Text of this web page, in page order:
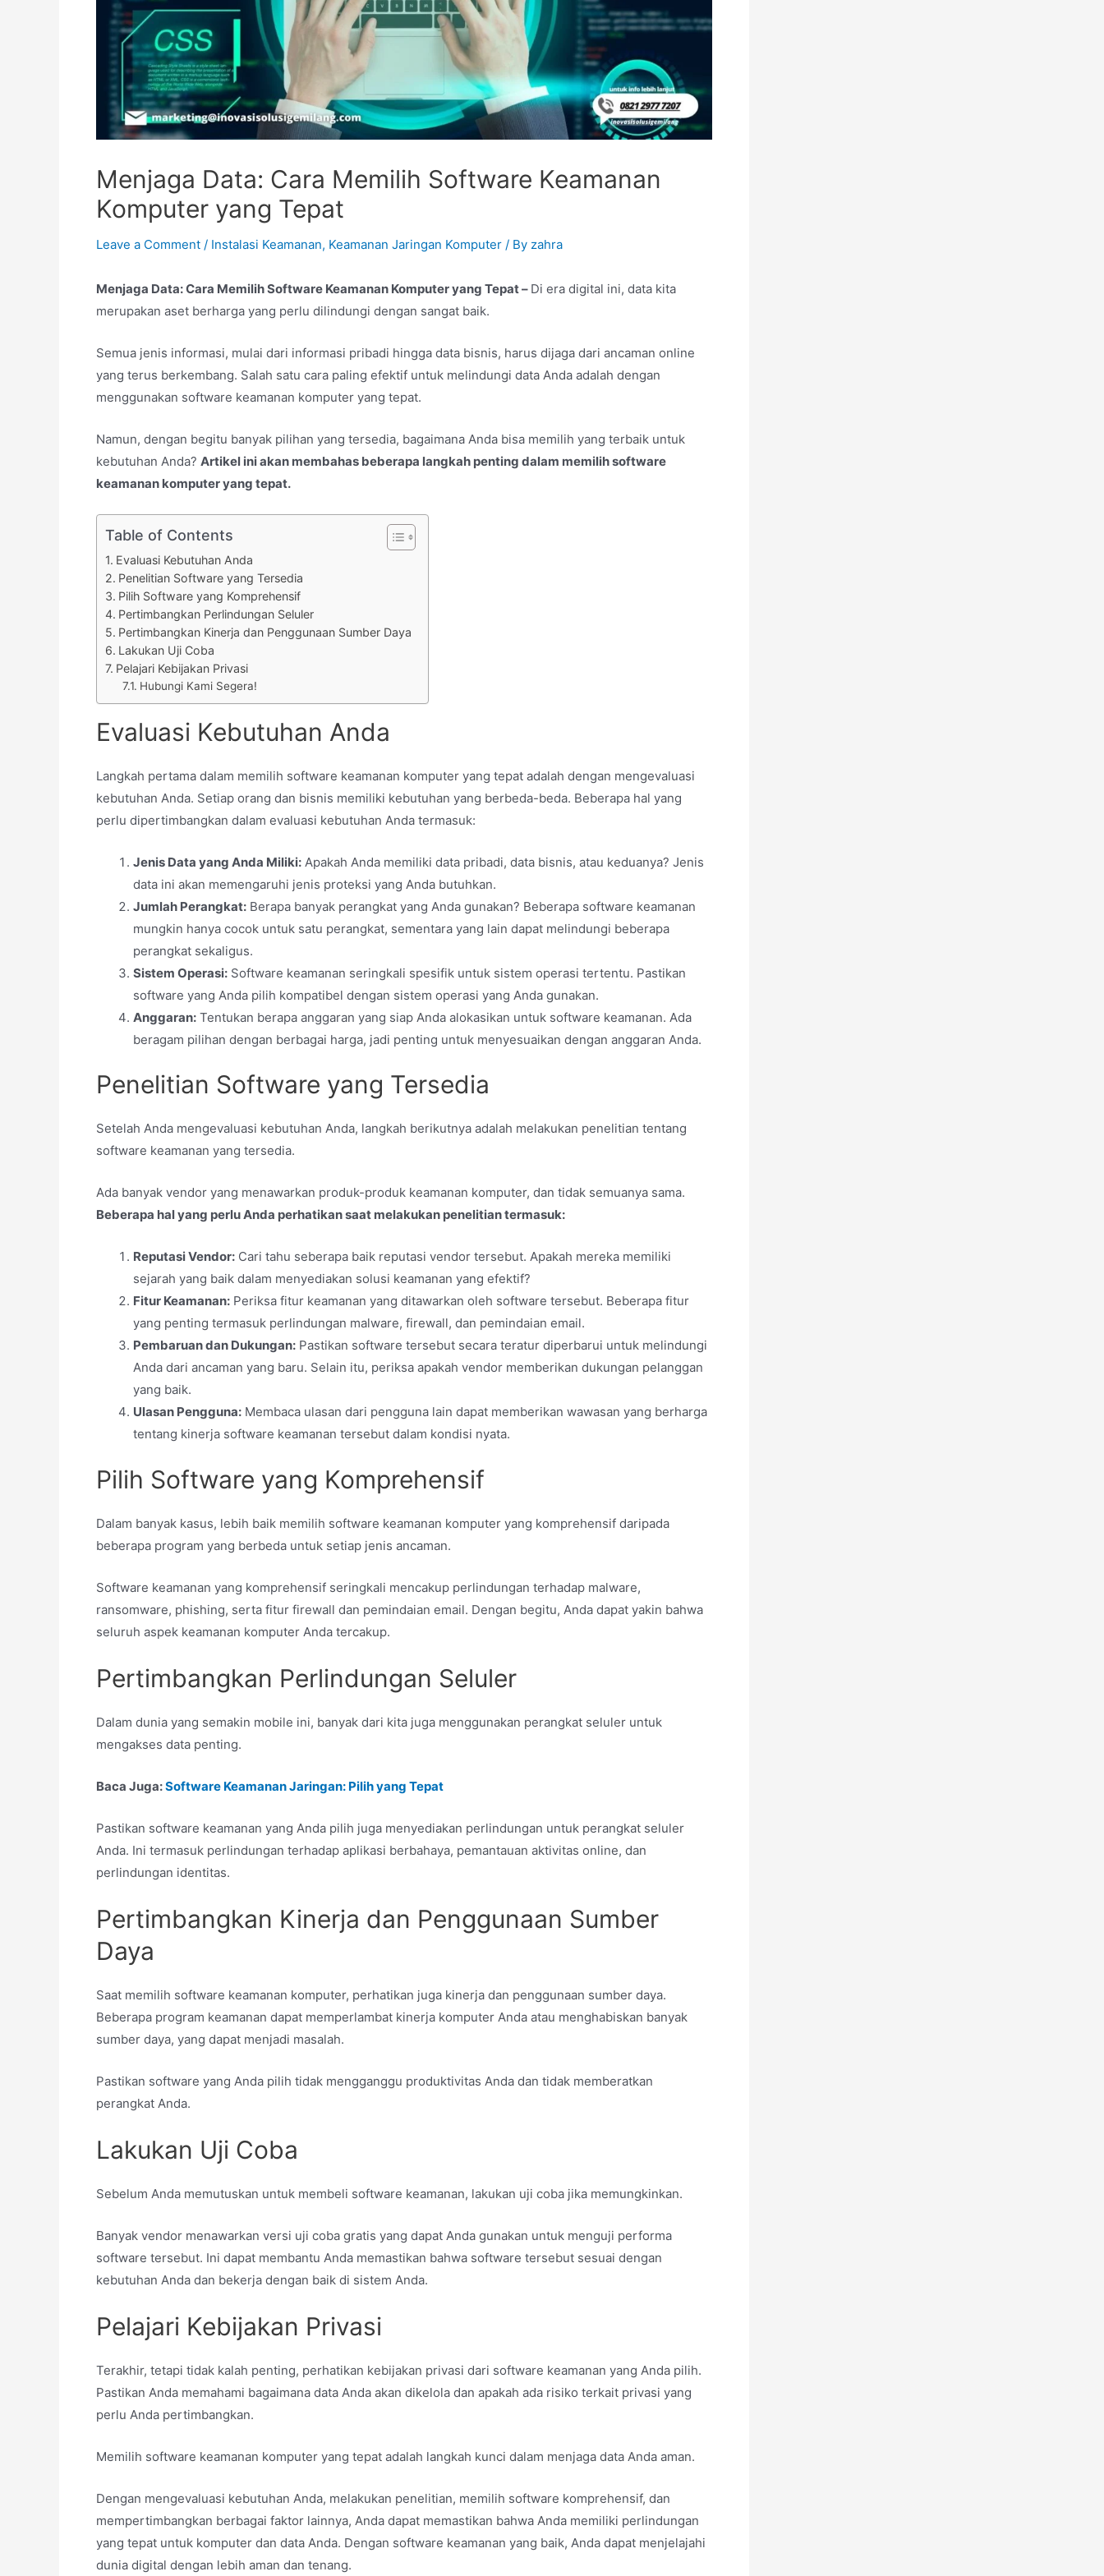
Menjaga Data: Cara Memilih Software Keamanan
Komputer yang Tepat
Leave a Comment / Instalasi Keamanan, Keamanan Jaringan Komputer / By zahra
Menjaga Data: Cara Memilih Software Keamanan Komputer yang Tepat – Di era digital ini, data kita
merupakan aset berharga yang perlu dilindungi dengan sangat baik.
Semua jenis informasi, mulai dari informasi pribadi hingga data bisnis, harus dijaga dari ancaman online
yang terus berkembang. Salah satu cara paling efektif untuk melindungi data Anda adalah dengan
menggunakan software keamanan komputer yang tepat.
Namun, dengan begitu banyak pilihan yang tersedia, bagaimana Anda bisa memilih yang terbaik untuk
kebutuhan Anda? Artikel ini akan membahas beberapa langkah penting dalam memilih software
keamanan komputer yang tepat.
Table of Contents
Evaluasi Kebutuhan Anda
Penelitian Software yang Tersedia
Pilih Software yang Komprehensif
Pertimbangkan Perlindungan Seluler
Pertimbangkan Kinerja dan Penggunaan Sumber Daya
Lakukan Uji Coba
Pelajari Kebijakan Privasi
Hubungi Kami Segera!
Evaluasi Kebutuhan Anda
Langkah pertama dalam memilih software keamanan komputer yang tepat adalah dengan mengevaluasi
kebutuhan Anda. Setiap orang dan bisnis memiliki kebutuhan yang berbeda-beda. Beberapa hal yang
perlu dipertimbangkan dalam evaluasi kebutuhan Anda termasuk:
Jenis Data yang Anda Miliki: Apakah Anda memiliki data pribadi, data bisnis, atau keduanya? Jenis
data ini akan memengaruhi jenis proteksi yang Anda butuhkan.
Jumlah Perangkat: Berapa banyak perangkat yang Anda gunakan? Beberapa software keamanan
mungkin hanya cocok untuk satu perangkat, sementara yang lain dapat melindungi beberapa
perangkat sekaligus.
Sistem Operasi: Software keamanan seringkali spesifik untuk sistem operasi tertentu. Pastikan
software yang Anda pilih kompatibel dengan sistem operasi yang Anda gunakan.
Anggaran: Tentukan berapa anggaran yang siap Anda alokasikan untuk software keamanan. Ada
beragam pilihan dengan berbagai harga, jadi penting untuk menyesuaikan dengan anggaran Anda.
Penelitian Software yang Tersedia
Setelah Anda mengevaluasi kebutuhan Anda, langkah berikutnya adalah melakukan penelitian tentang
software keamanan yang tersedia.
Ada banyak vendor yang menawarkan produk-produk keamanan komputer, dan tidak semuanya sama.
Beberapa hal yang perlu Anda perhatikan saat melakukan penelitian termasuk:
Reputasi Vendor: Cari tahu seberapa baik reputasi vendor tersebut. Apakah mereka memiliki
sejarah yang baik dalam menyediakan solusi keamanan yang efektif?
Fitur Keamanan: Periksa fitur keamanan yang ditawarkan oleh software tersebut. Beberapa fitur
yang penting termasuk perlindungan malware, firewall, dan pemindaian email.
Pembaruan dan Dukungan: Pastikan software tersebut secara teratur diperbarui untuk melindungi
Anda dari ancaman yang baru. Selain itu, periksa apakah vendor memberikan dukungan pelanggan
yang baik.
Ulasan Pengguna: Membaca ulasan dari pengguna lain dapat memberikan wawasan yang berharga
tentang kinerja software keamanan tersebut dalam kondisi nyata.
Pilih Software yang Komprehensif
Dalam banyak kasus, lebih baik memilih software keamanan komputer yang komprehensif daripada
beberapa program yang berbeda untuk setiap jenis ancaman.
Software keamanan yang komprehensif seringkali mencakup perlindungan terhadap malware,
ransomware, phishing, serta fitur firewall dan pemindaian email. Dengan begitu, Anda dapat yakin bahwa
seluruh aspek keamanan komputer Anda tercakup.
Pertimbangkan Perlindungan Seluler
Dalam dunia yang semakin mobile ini, banyak dari kita juga menggunakan perangkat seluler untuk
mengakses data penting.
Baca Juga:Software Keamanan Jaringan: Pilih yang Tepat
Pastikan software keamanan yang Anda pilih juga menyediakan perlindungan untuk perangkat seluler
Anda. Ini termasuk perlindungan terhadap aplikasi berbahaya, pemantauan aktivitas online, dan
perlindungan identitas.
Pertimbangkan Kinerja dan Penggunaan Sumber
Daya
Saat memilih software keamanan komputer, perhatikan juga kinerja dan penggunaan sumber daya.
Beberapa program keamanan dapat memperlambat kinerja komputer Anda atau menghabiskan banyak
sumber daya, yang dapat menjadi masalah.
Pastikan software yang Anda pilih tidak mengganggu produktivitas Anda dan tidak memberatkan
perangkat Anda.
Lakukan Uji Coba
Sebelum Anda memutuskan untuk membeli software keamanan, lakukan uji coba jika memungkinkan.
Banyak vendor menawarkan versi uji coba gratis yang dapat Anda gunakan untuk menguji performa
software tersebut. Ini dapat membantu Anda memastikan bahwa software tersebut sesuai dengan
kebutuhan Anda dan bekerja dengan baik di sistem Anda.
Pelajari Kebijakan Privasi
Terakhir, tetapi tidak kalah penting, perhatikan kebijakan privasi dari software keamanan yang Anda pilih.
Pastikan Anda memahami bagaimana data Anda akan dikelola dan apakah ada risiko terkait privasi yang
perlu Anda pertimbangkan.
Memilih software keamanan komputer yang tepat adalah langkah kunci dalam menjaga data Anda aman.
Dengan mengevaluasi kebutuhan Anda, melakukan penelitian, memilih software komprehensif, dan
mempertimbangkan berbagai faktor lainnya, Anda dapat memastikan bahwa Anda memiliki perlindungan
yang tepat untuk komputer dan data Anda. Dengan software keamanan yang baik, Anda dapat menjelajahi
dunia digital dengan lebih aman dan tenang.